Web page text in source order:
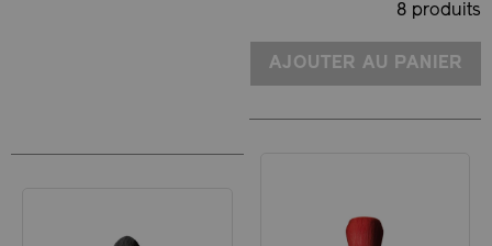
8 produits
AJOUTER AU PANIER